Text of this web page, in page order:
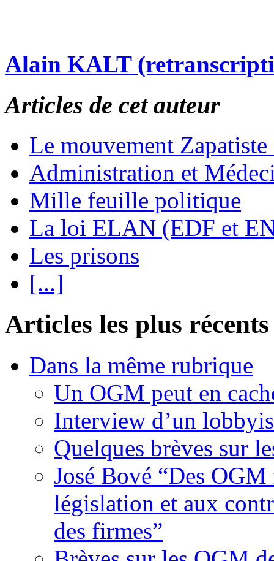
Alain KALT
Articles de cet auteur
Le mouvement
Administration et
Mille feuille politique
La loi ELAN (EDF et
Les prisons
[...]
Articles les plus récents
Dans la même rubrique
Un OGM peut en
Interview d’un
Quelques brèves sur
José Bové “Des
législation et aux
des firmes”